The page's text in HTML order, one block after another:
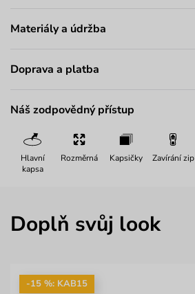
Materiály a údržba
Doprava a platba
Náš zodpovědný přístup
Hlavní
kapsa
Rozměrná Kapsičky Zavírání zip
Doplň svůj look
-15 %: KAB15